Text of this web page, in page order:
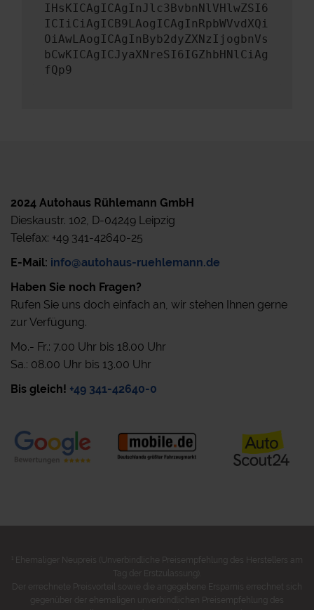
IHsKICAgICAgInJlc3BvbnNlVHlwZSI6
ICIiCiAgICB9LAogICAgInRpbWVvdXQi
OiAwLAogICAgInByb2dyZXNzIjogbnVs
bCwKICAgICJyaXNreSI6IGZhbHNlCiAg
fQp9
2024 Autohaus Rühlemann GmbH
Dieskaustr. 102, D-04249 Leipzig
Telefax: +49 341-42640-25
E-Mail: info@autohaus-ruehlemann.de
Haben Sie noch Fragen?
Rufen Sie uns doch einfach an, wir stehen Ihnen gerne
zur Verfügung.
Mo.- Fr.: 7.00 Uhr bis 18.00 Uhr
Sa.: 08.00 Uhr bis 13.00 Uhr
Bis gleich! +49 341-42640-0
Ehemaliger Neupreis (Unverbindliche Preisempfehlung des Herstellers am
Tag der Erstzulassung).
Der errechnete Preisvorteil sowie die angegebene Ersparnis errechnet sich
gegenüber der ehemaligen unverbindlichen Preisempfehlung des